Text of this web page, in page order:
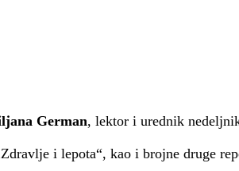
German, lektor i urednik
i lepota“, kao i brojne druge